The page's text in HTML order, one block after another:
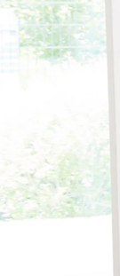
willekeurige
alle smalle
pannendeksels
Materiaal:
Afmetingen: 90
Details